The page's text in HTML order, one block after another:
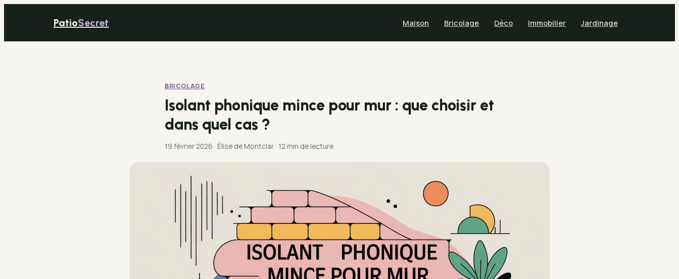
PatioSecret Maison Bricolage Déco Immobilier Jardinage
BRICOLAGE
Isolant phonique mince pour mur : que choisir et
dans quel cas ?
19 février 2026 · Élise de Montclar · 12 min de lecture